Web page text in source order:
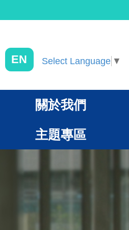
EN Select Language ▼
關於我們
主題專區